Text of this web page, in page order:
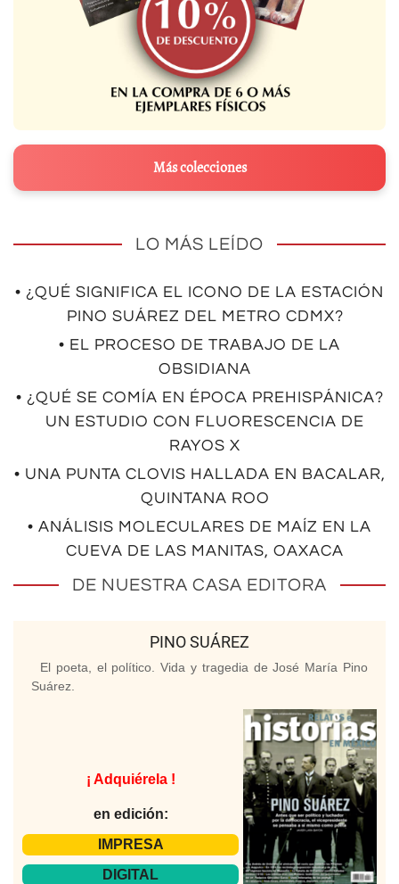
Más colecciones
LO MÁS LEÍDO
• ¿QUÉ SIGNIFICA EL ICONO DE LA ESTACIÓN
PINO SUÁREZ DEL METRO CDMX?
• EL PROCESO DE TRABAJO DE LA
OBSIDIANA
• ¿QUÉ SE COMÍA EN ÉPOCA PREHISPÁNICA?
UN ESTUDIO CON FLUORESCENCIA DE
RAYOS X
• UNA PUNTA CLOVIS HALLADA EN BACALAR,
QUINTANA ROO
• ANÁLISIS MOLECULARES DE MAÍZ EN LA
CUEVA DE LAS MANITAS, OAXACA
DE NUESTRA CASA EDITORA
PINO SUÁREZ
El poeta, el político. Vida y tragedia de José María Pino
Suárez.
¡ Adquiérela !
en edición:
IMPRESA
DIGITAL